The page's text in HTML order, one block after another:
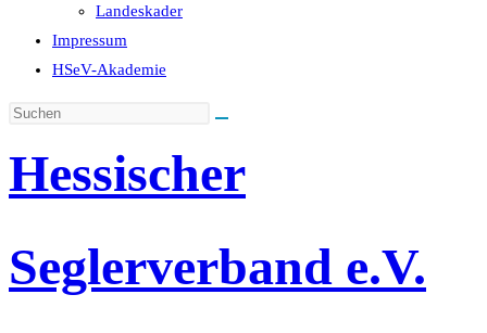
Landeskader
Impressum
HSeV-Akademie
Hessischer
Seglerverband e.V.